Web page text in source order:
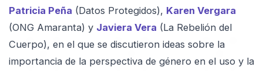
Patricia Peña (Datos Protegidos), Karen Vergara
(ONG Amaranta) y Javiera Vera (La Rebelión del
Cuerpo), en el que se discutieron ideas sobre la
importancia de la perspectiva de género en el uso y la